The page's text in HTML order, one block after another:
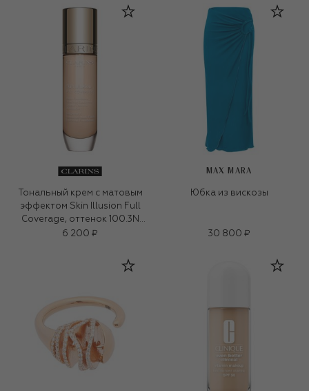
Тональный крем с матовым
эффектом Skin Illusion Full
Coverage, оттенок 100.3N
(30ml)
6 200 ₽
MAX MARA
Юбка из вискозы
30 800 ₽